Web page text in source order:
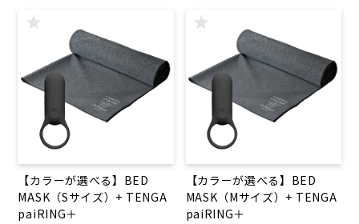
【カラーが選べる】BED
MASK（Sサイズ）+ TENGA
paiRING＋
【カラーが選べる】BED
MASK（Mサイズ）+ TENGA
paiRING＋